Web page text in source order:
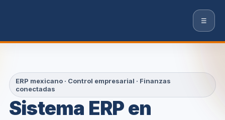
☰
ERP mexicano · Control empresarial · Finanzas
conectadas
Sistema ERP en